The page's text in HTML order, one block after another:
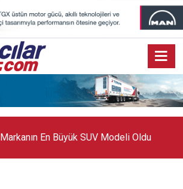
En Büyük SUV Modeli Oldu